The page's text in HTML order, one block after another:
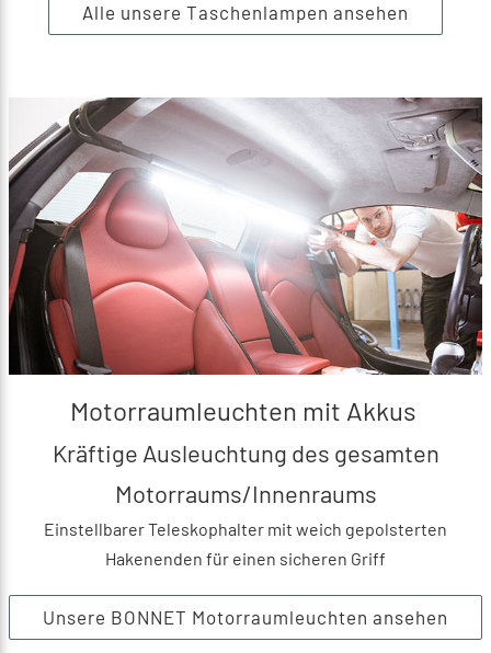
Alle unsere Taschenlampen ansehen
Motorraumleuchten mit Akkus
Kräftige Ausleuchtung des gesamten
Motorraums/Innenraums
Einstellbarer Teleskophalter mit weich gepolsterten
Hakenenden für einen sicheren Griff
Unsere BONNET Motorraumleuchten ansehen